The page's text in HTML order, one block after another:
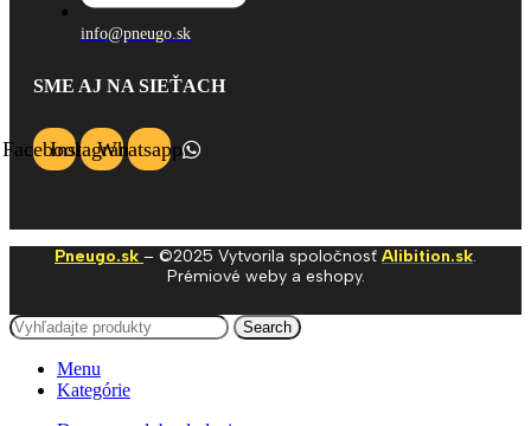
info@pneugo.sk
SME AJ NA SIEŤACH
FacebookInstagramWhatsapp
Pneugo.sk – ©2025 Vytvorila spoločnosť Alibition.sk.
Prémiové weby a eshopy.
Search
Menu
Kategórie